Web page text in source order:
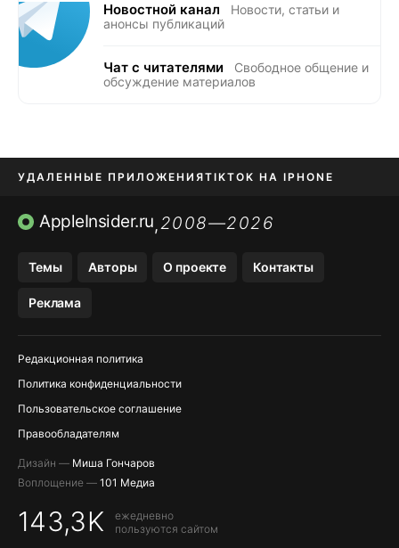
Новостной канал
Новости, статьи и
анонсы публикаций
Чат с читателями
Свободное общение и
обсуждение материалов
УДАЛЕННЫЕ ПРИЛОЖЕНИЯTIKTOK НА IPHONE
ПРИЛОЖЕНИЯ БЕЗ APP STORE
AppleInsider.ru,2008—2026
Темы Авторы О проекте Контакты
Реклама
Редакционная политика
Политика конфиденциальности
Пользовательское соглашение
Правообладателям
Дизайн — Миша Гончаров
Воплощение — 101 Медиа
143,3K
ежедневно
пользуются сайтом